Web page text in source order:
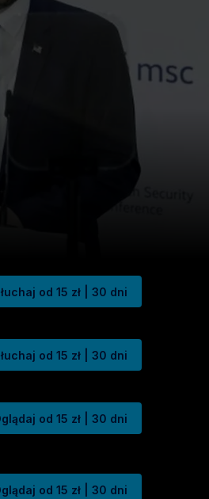
od 15 zł | 30 dni
od 15 zł | 30 dni
od 15 zł | 30 dni
od 15 zł | 30 dni